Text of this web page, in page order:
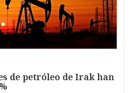
de petróleo de Irak han